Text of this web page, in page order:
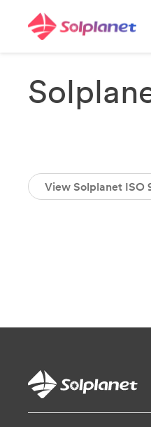
View Solplanet ISO